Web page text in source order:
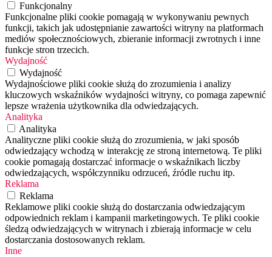
Funkcjonalny
Funkcjonalne pliki cookie pomagają w wykonywaniu pewnych
funkcji, takich jak udostępnianie zawartości witryny na platformach
mediów społecznościowych, zbieranie informacji zwrotnych i inne
funkcje stron trzecich.
Wydajność
Wydajność
Wydajnościowe pliki cookie służą do zrozumienia i analizy
kluczowych wskaźników wydajności witryny, co pomaga zapewnić
lepsze wrażenia użytkownika dla odwiedzających.
Analityka
Analityka
Analityczne pliki cookie służą do zrozumienia, w jaki sposób
odwiedzający wchodzą w interakcję ze stroną internetową. Te pliki
cookie pomagają dostarczać informacje o wskaźnikach liczby
odwiedzających, współczynniku odrzuceń, źródle ruchu itp.
Reklama
Reklama
Reklamowe pliki cookie służą do dostarczania odwiedzającym
odpowiednich reklam i kampanii marketingowych. Te pliki cookie
śledzą odwiedzających w witrynach i zbierają informacje w celu
dostarczania dostosowanych reklam.
Inne